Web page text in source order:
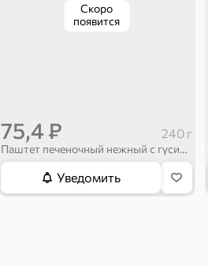
Скоро
появится
75,4 ₽ 240 г
Паштет печеночный нежный с гусиной печенью «Главпродукт», 240 г
Уведомить